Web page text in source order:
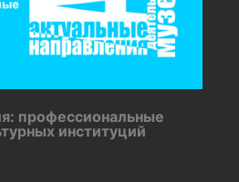
профессиональные
институций